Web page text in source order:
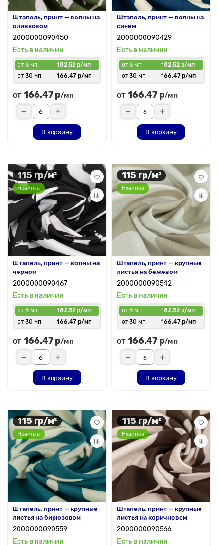
Штапель, принт — волны на
оливковом
2000000090450
Есть в наличии
от 6 мп
182.52 р/мп
от 30 мп
166.47 р/мп
от 166.47 р/мп
В корзину
Штапель, принт — волны на
синем
2000000090429
Есть в наличии
от 6 мп
182.52 р/мп
от 30 мп
166.47 р/мп
от 166.47 р/мп
В корзину
115 гр/м²
Новинка
Штапель, принт — волны на
черном
2000000090467
Есть в наличии
от 6 мп
182.52 р/мп
от 30 мп
166.47 р/мп
от 166.47 р/мп
В корзину
115 гр/м²
Новинка
Штапель, принт — крупные
листья на бежевом
2000000090542
Есть в наличии
от 6 мп
182.52 р/мп
от 30 мп
166.47 р/мп
от 166.47 р/мп
В корзину
115 гр/м²
Новинка
Штапель, принт — крупные
листья на бирюзовом
2000000090559
Есть в наличии
115 гр/м²
Новинка
Штапель, принт — крупные
листья на коричневом
2000000090566
Есть в наличии